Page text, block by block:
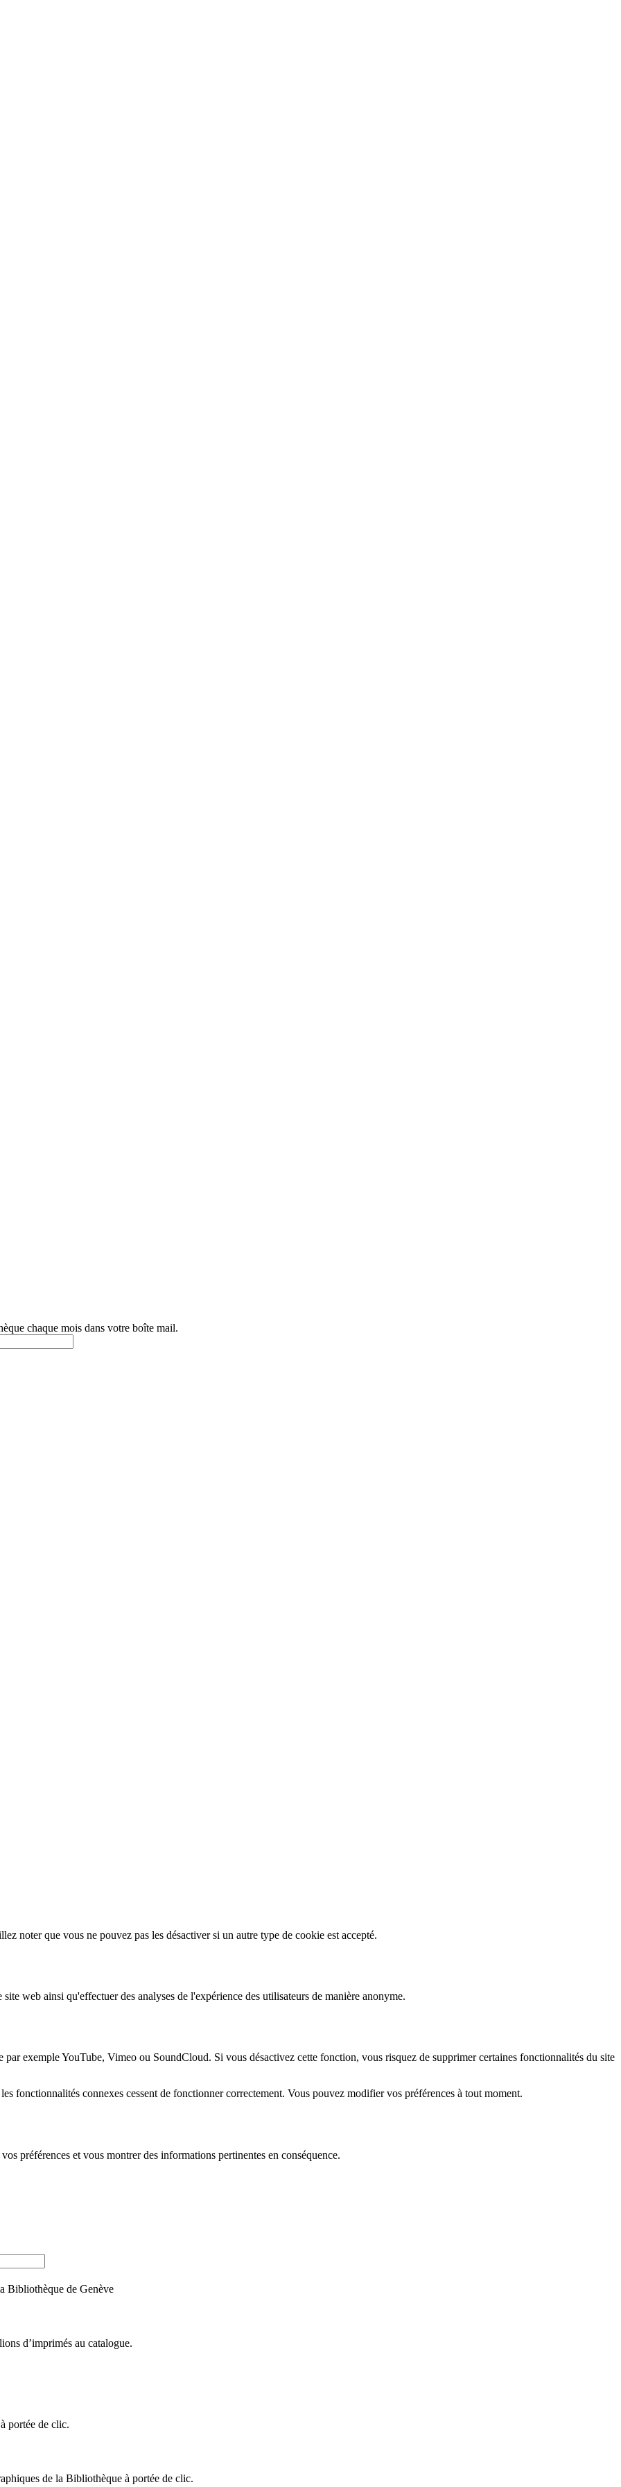
chaque mois dans votre boîte mail.
noter que vous ne pouvez pas les désactiver si un autre type de cookie est accepté.
web ainsi qu'effectuer des analyses de l'expérience des utilisateurs de manière anonyme.
exemple YouTube, Vimeo ou SoundCloud. Si vous désactivez cette fonction, vous risquez de supprimer certaines fonctionnalités du site
fonctionnalités connexes cessent de fonctionner correctement. Vous pouvez modifier vos préférences à tout moment.
préférences et vous montrer des informations pertinentes en conséquence.
Bibliothèque de Genève
d’imprimés au catalogue.
portée de clic.
de la Bibliothèque à portée de clic.